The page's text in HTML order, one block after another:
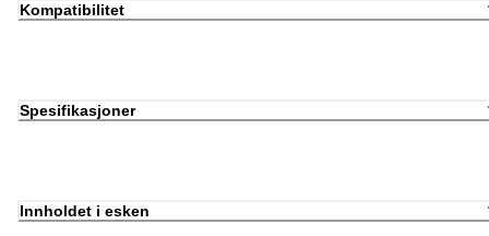
Kompatibilitet
Spesifikasjoner
Innholdet i esken